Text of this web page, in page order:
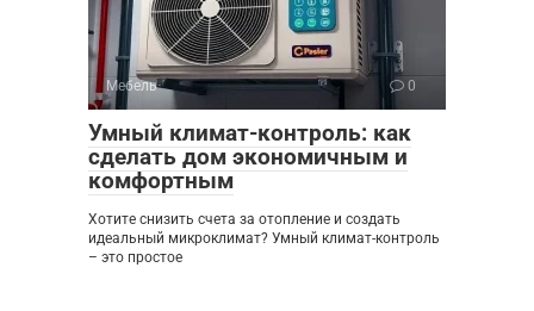
Мебель 0
Умный климат-контроль: как
сделать дом экономичным и
комфортным
Хотите снизить счета за отопление и создать
идеальный микроклимат? Умный климат-контроль
– это простое